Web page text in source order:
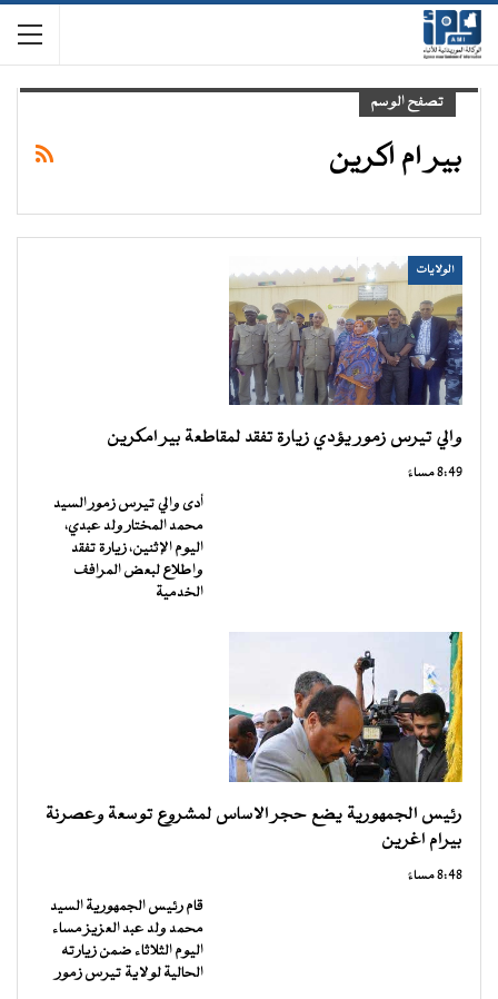
تصفح الوسم
بير ام اكرين
الولايات
والي تيرس زمور يؤدي زيارة تفقد لمقاطعة بير امكرين
8:49 مساءً
أدى والي تيرس زمور السيد
محمد المختار ولد عبدي،
اليوم الإثنين، زيارة تفقد
واطلاع لبعض المرافف
الخدمية
رئيس الجمهورية يضع حجر الاساس لمشروع توسعة وعصرنة
بيرام اغرين
8:48 مساءً
قام رئيس الجمهورية السيد
محمد ولد عبد العزيز مساء
اليوم الثلاثاء ضمن زيارته
الحالية لولاية تيرس زمور